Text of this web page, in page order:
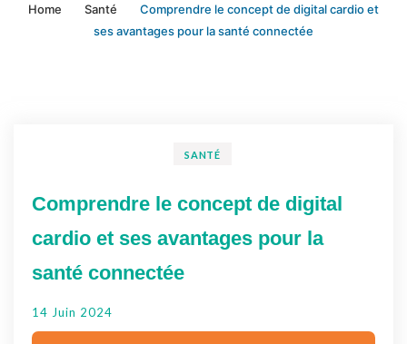
Home Santé
Comprendre le concept de digital cardio et
ses avantages pour la santé connectée
SANTÉ
Comprendre le concept de digital
cardio et ses avantages pour la
santé connectée
14 Juin 2024